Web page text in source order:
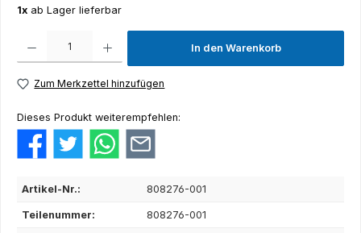
1x ab Lager lieferbar
Produkt Anzahl: Gib den gewünschten Wert ein oder benutze die Schaltflächen um die
In den Warenkorb
Zum Merkzettel hinzufügen
Dieses Produkt weiterempfehlen:
Artikel-Nr.: 808276-001
Teilenummer: 808276-001